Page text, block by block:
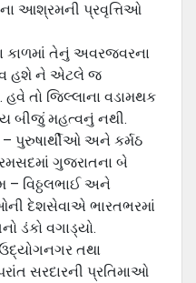
આશ્રમની પ્રવૃત્તિઓ
કાળમાં તેનું અવરજવરના
હશે ને એટલે જ
તો જિલ્લાના વડામથક
બીજું મહત્વનું નથી.
– પુરુષાર્થીઓ અને કર્મઠ
ગુજરાતના બે
વિઠ્ઠલભાઈ અને
દેશસેવાએ ભારતભરમાં
ડંકો વગાડ્યો.
તથા
સરદારની પ્રતિમાઓ